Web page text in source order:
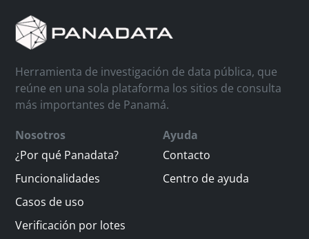
Herramienta de investigación de data pública, que
reúne en una sola plataforma los sitios de consulta
más importantes de Panamá.
Nosotros
¿Por qué Panadata?
Funcionalidades
Casos de uso
Verificación por lotes
Ayuda
Contacto
Centro de ayuda